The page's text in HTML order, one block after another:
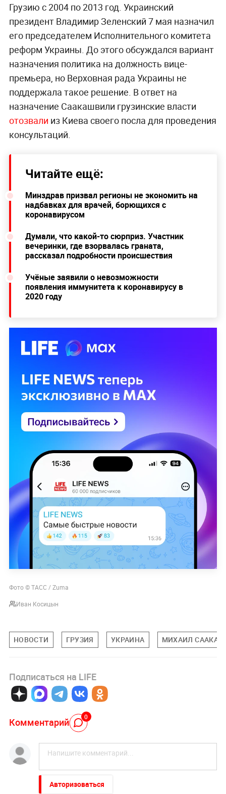
Грузию с 2004 по 2013 год. Украинский
президент Владимир Зеленский 7 мая назначил
его председателем Исполнительного комитета
реформ Украины. До этого обсуждался вариант
назначения политика на должность вице-
премьера, но Верховная рада Украины не
поддержала такое решение. В ответ на
назначение Саакашвили грузинские власти
отозвали из Киева своего посла для проведения
консультаций.
Читайте ещё:
Минздрав призвал регионы не экономить на
надбавках для врачей, борющихся с
коронавирусом
Думали, что какой-то сюрприз. Участник
вечеринки, где взорвалась граната,
рассказал подробности происшествия
Учёные заявили о невозможности
появления иммунитета к коронавирусу в
2020 году
Фото © ТАСС / Zuma
Иван Косицын
НОВОСТИ ГРУЗИЯ УКРАИНА МИХАИЛ
Подписаться на LIFE
Комментарий 0
Авторизоваться